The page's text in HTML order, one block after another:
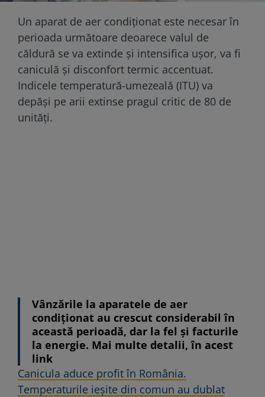
Un aparat de aer condiţionat este necesar în
perioada următoare deoarece valul de
căldură se va extinde și intensifica ușor, va fi
caniculă și disconfort termic accentuat.
Indicele temperatură-umezeală (ITU) va
depăși pe arii extinse pragul critic de 80 de
unități.
Vânzările la aparatele de aer
condiționat au crescut considerabil în
această perioadă, dar la fel și facturile
la energie. Mai multe detalii, în acest
link
Canicula aduce profit în România.
Temperaturile ieșite din comun au dublat